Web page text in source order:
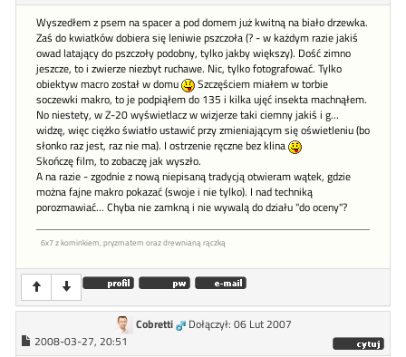
Wyszedłem z psem na spacer a pod domem już kwitną na biało drzewka.
Zaś do kwiatków dobiera się leniwie pszczoła (? - w każdym razie jakiś
owad latający do pszczoły podobny, tylko jakby większy). Dość zimno
jeszcze, to i zwierze niezbyt ruchawe. Nic, tylko fotografować. Tylko
obiektyw macro został w domu
Szczęściem miałem w torbie
soczewki makro, to je podpiąłem do 135 i kilka ujęć insekta machnąłem.
No niestety, w Z-20 wyświetlacz w wizjerze taki ciemny jakiś i g...
widzę, więc ciężko światło ustawić przy zmieniającym się oświetleniu (bo
słonko raz jest, raz nie ma). I ostrzenie ręczne bez klina
Skończę film, to zobaczę jak wyszło.
A na razie - zgodnie z nową niepisaną tradycją otwieram wątek, gdzie
można fajne makro pokazać (swoje i nie tylko). I nad techniką
porozmawiać... Chyba nie zamkną i nie wywalą do działu "do oceny"?
6x7 z kominkiem, pryzmatem oraz drewnianą rączką
Cobretti
Dołączył: 06 Lut 2007
2008-03-27, 20:51